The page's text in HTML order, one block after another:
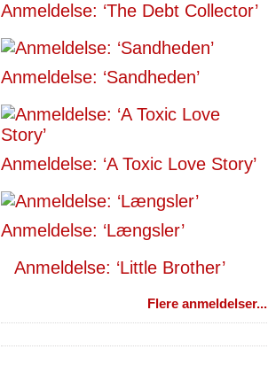
Anmeldelse: ‘The Debt Collector’
Anmeldelse: ‘Sandheden’
Anmeldelse: ‘A Toxic Love Story’
Anmeldelse: ‘Længsler’
Anmeldelse: ‘Little Brother’
Flere anmeldelser...